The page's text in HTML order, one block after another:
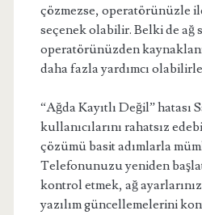
çözmezse, operatörünüzle
seçenek olabilir. Belki de ağ
operatörünüzden
daha fazla yardımcı
“Ağda Kayıtlı Değil” hatası
kullanıcılarını rahatsız
çözümü basit adımlarla
Telefonunuzu yeniden
kontrol etmek, ağ
yazılım güncellemelerini